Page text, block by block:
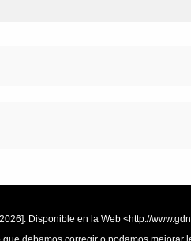
Disponible en la Web <http://